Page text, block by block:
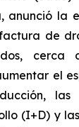
anunció la
de
cerca
el
las
(I+D) y